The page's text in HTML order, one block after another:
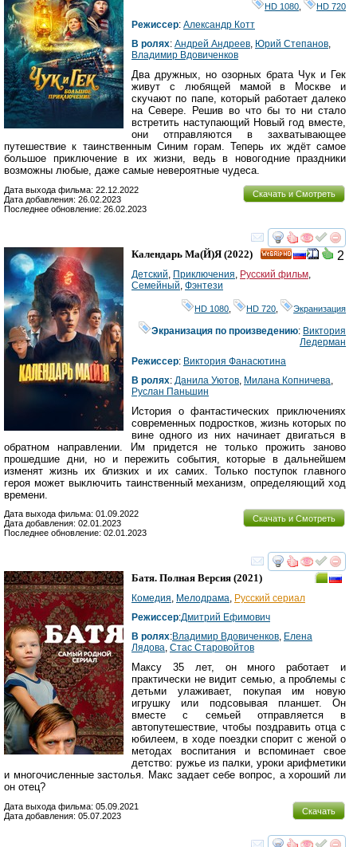
HD 1080 HD 720
Режиссер: Александр Котт
В ролях: Андрей Андреев Юрий Степанов
Владимир Вдовиченков
Два дружных, но озорных брата Чук и Гек
живут с любящей мамой в Москве и
скучают по папе, который работает далеко
на Севере. Решив во что бы то ни стало
встретить наступающий Новый год вместе,
они отправляются в захватывающее
путешествие к таинственным Синим горам. Теперь их ждёт самое
большое приключение в их жизни, ведь в новогодние праздники
возможны любые, даже самые невероятные чудеса.
Скачать и Смотреть
Дата выхода фильма: 22.12.2022
Дата добавления: 26.02.2023
Последнее обновление: 26.02.2023
смотреть
2
Календарь Ма(й)я (2022)
Детский Приключения Русский фильм
Семейный Фэнтези
HD 1080 HD 720 Экранизация
Экранизация по произведению: Виктория
Ледерман
Режиссер: Виктория Фанасютина
В ролях: Данила Уютов Милана Копничева
Руслан Паньшин
История о фантастических приключениях
современных подростков, жизнь которых по
вине одного из них начинает двигаться в
обратном направлении. Им придется не только прожить заново
прошедшие дни, но и пережить события, которые в дальнейшем
изменят жизнь их близких и их самих. Только поступок главного
героя может выключить таинственный механизм, определяющий ход
времени.
Скачать и Смотреть
Дата выхода фильма: 01.09.2022
Дата добавления: 02.01.2023
Последнее обновление: 02.01.2023
смотреть
Батя. Полная Версия (2021)
Комедия, Мелодрама, Русский сериал
Режиссер:Дмитрий Ефимович
В ролях:Владимир Вдовиченков, Елена
Лядова, Стас Старовойтов
Максу 35 лет, он много работает и
практически не видит семью, а проблемы с
детьми улаживает, покупая им новую
игрушку или подсовывая планшет. Он
вместе с семьей отправляется в
автопутешествие, чтобы поздравить отца с
юбилеем, в ходе поездки спорит с женой о
методах воспитания и вспоминает свое
детство: ружье из палки, уроки арифметики
и многочисленные застолья. Макс задает себе вопрос, а хороший ли
он отец?
Скачать
Дата выхода фильма: 05.09.2021
Дата добавления: 05.07.2023